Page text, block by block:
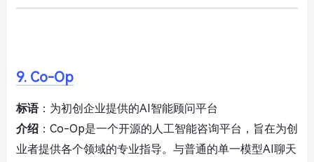
9. Co-Op
标语：为初创企业提供的AI智能顾问平台
介绍 ：Co-Op是一个开源的人工智能咨询平台，旨在为创
业者提供各个领域的专业指导。与普通的单一模型AI聊天